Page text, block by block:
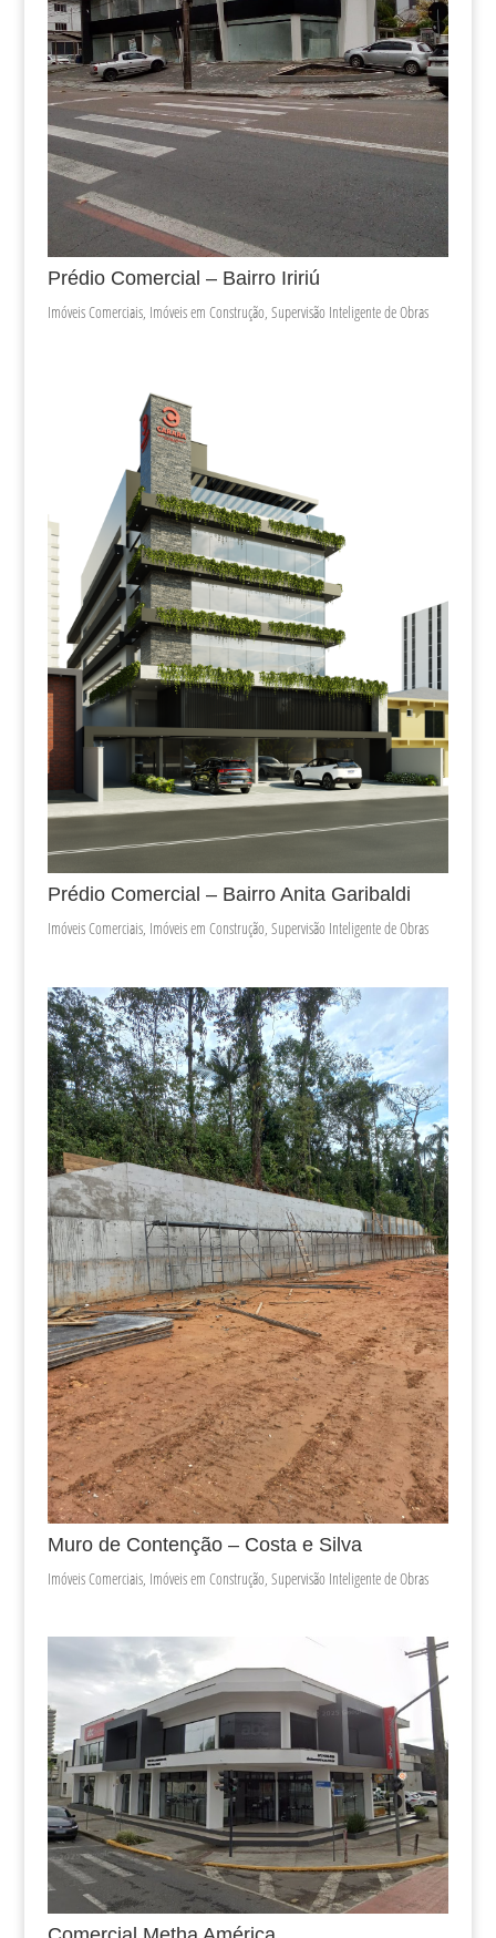
Prédio Comercial – Bairro Iririú
Imóveis Comerciais, Imóveis em Construção, Supervisão Inteligente de Obras
Prédio Comercial – Bairro Anita Garibaldi
Imóveis Comerciais, Imóveis em Construção, Supervisão Inteligente de Obras
Muro de Contenção – Costa e Silva
Imóveis Comerciais, Imóveis em Construção Supervisão Inteligente de Obras